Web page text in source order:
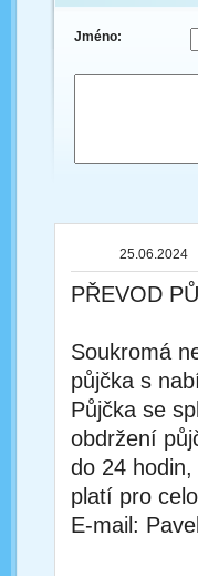
Jméno:
25.06.2024
PŘEVOD
Soukromá
půjčka s
Půjčka se
obdržení
do 24
platí pro
E-mail: